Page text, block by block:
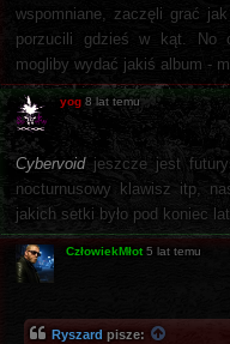
wspomniane, zaczęli grać
porzucili gdzieś w kąt. No
mogliby wydać jakiś album -
yog 8 lat temu
Cybervoidjeszcze jest
nocturnusowy klawisz itp,
jakich setki było pod koniec
CzłowiekMłot 5 lat temu
Ryszard pisze: